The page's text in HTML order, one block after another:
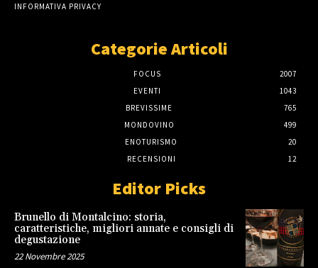
INFORMATIVA PRIVACY
Categorie Articoli
FOCUS
2007
EVENTI
1043
BREVISSIME
765
MONDOVINO
499
ENOTURISMO
20
RECENSIONI
12
Editor Picks
Brunello di Montalcino: storia,
caratteristiche, migliori annate e consigli di
degustazione
22 Novembre 2025